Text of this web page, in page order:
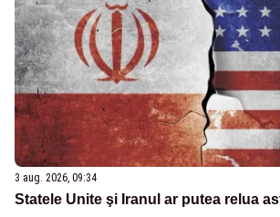
3 aug. 2026, 09:34
Statele Unite şi Iranul ar putea relua